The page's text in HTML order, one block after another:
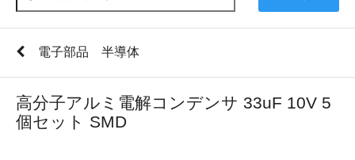
電子部品 半導体
高分子アルミ電解コンデンサ 33uF 10V 5
個セット SMD